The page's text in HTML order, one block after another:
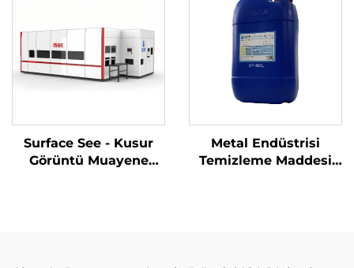
Surface See - Kusur
Görüntü Muayene
Metal Endüstrisi
Temizleme Maddesi